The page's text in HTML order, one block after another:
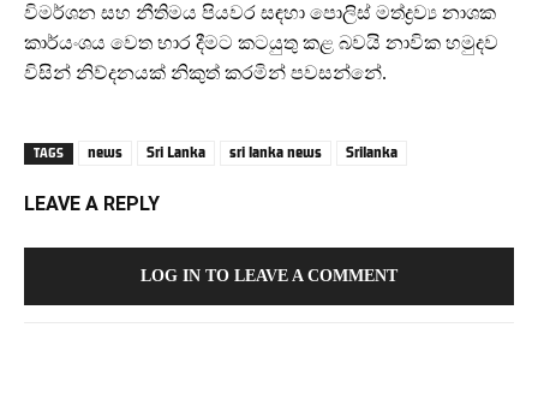
විමර්ශන සහ නීතිමය පියවර සඳහා පොලිස් මත්ද්‍රව්‍ය නාශක
කාර්යංශය වෙත භාර දීමට කටයුතු කළ බවයි නාවික හමුදව
විසින් නිව්දනයක් නිකුත් කරමින් පවසන්නේ.
TAGS news Sri Lanka sri lanka news Srilanka
LEAVE A REPLY
LOG IN TO LEAVE A COMMENT